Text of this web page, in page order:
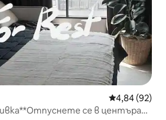
Средна
4,84 (92)
се в центъра